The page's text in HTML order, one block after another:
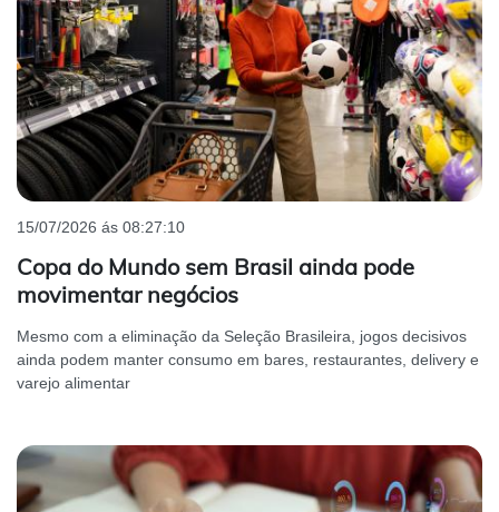
15/07/2026 ás 08:27:10
Copa do Mundo sem Brasil ainda pode
movimentar negócios
Mesmo com a eliminação da Seleção Brasileira, jogos decisivos
ainda podem manter consumo em bares, restaurantes, delivery e
varejo alimentar